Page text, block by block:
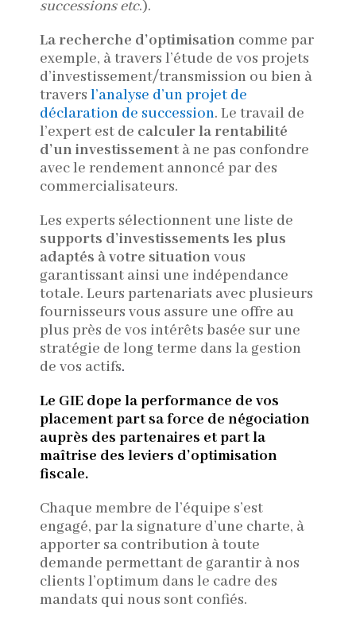
successions etc.).
La recherche d’optimisation comme par
exemple, à travers l’étude de vos projets
d’investissement/transmission ou bien à
travers l’analyse d’un projet de
déclaration de succession. Le travail de
l’expert est de calculer la rentabilité
d’un investissementà ne pas confondre
avec le rendement annoncé par des
commercialisateurs.
Les experts sélectionnent une liste de
supports d’investissements les plus
adaptés à votre situation vous
garantissant ainsi une indépendance
totale. Leurs partenariats avec plusieurs
fournisseurs vous assure une offre au
plus près de vos intérêts basée sur une
stratégie de long terme dans la gestion
de vos actifs.
Le GIE dope la performance de vos
placement part sa force de négociation
auprès des partenaires et part la
maîtrise des leviers d’optimisation
fiscale.
Chaque membre de l’équipe s’est
engagé, par la signature d’une charte, à
apporter sa contribution à toute
demande permettant de garantir à nos
clients l’optimum dans le cadre des
mandats qui nous sont confiés.